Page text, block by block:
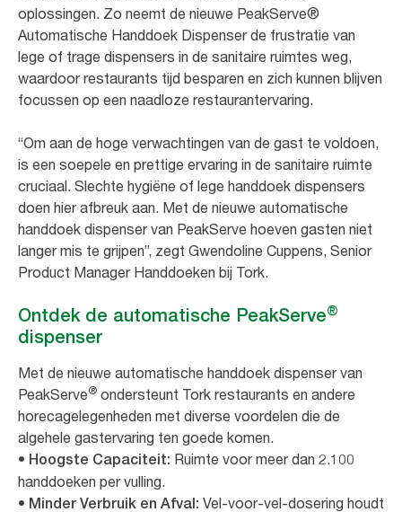
oplossingen. Zo neemt de nieuwe PeakServe®
Automatische Handdoek Dispenser de frustratie van
lege of trage dispensers in de sanitaire ruimtes weg,
waardoor restaurants tijd besparen en zich kunnen blijven
focussen op een naadloze restaurantervaring.
“Om aan de hoge verwachtingen van de gast te voldoen,
is een soepele en prettige ervaring in de sanitaire ruimte
cruciaal. Slechte hygiëne of lege handdoek dispensers
doen hier afbreuk aan. Met de nieuwe automatische
handdoek dispenser van PeakServe hoeven gasten niet
langer mis te grijpen”, zegt Gwendoline Cuppens, Senior
Product Manager Handdoeken bij Tork.
Ontdek de automatische PeakServe®
dispenser
Met de nieuwe automatische handdoek dispenser van
PeakServe® ondersteunt Tork restaurants en andere
horecagelegenheden met diverse voordelen die de
algehele gastervaring ten goede komen.
• Hoogste Capaciteit: Ruimte voor meer dan 2.100
handdoeken per vulling.
• Minder Verbruik en Afval: Vel-voor-vel-dosering houdt